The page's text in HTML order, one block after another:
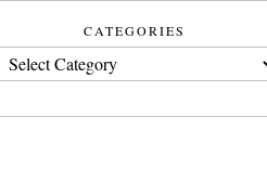
CATEGORIES
CATEGORIES